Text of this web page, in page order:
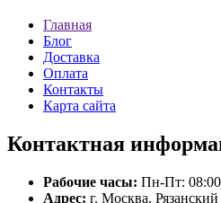
Главная
Блог
Доставка
Оплата
Контакты
Карта сайта
Контактная
Рабочие часы: Пн-Пт:
Адрес: г. Москва,